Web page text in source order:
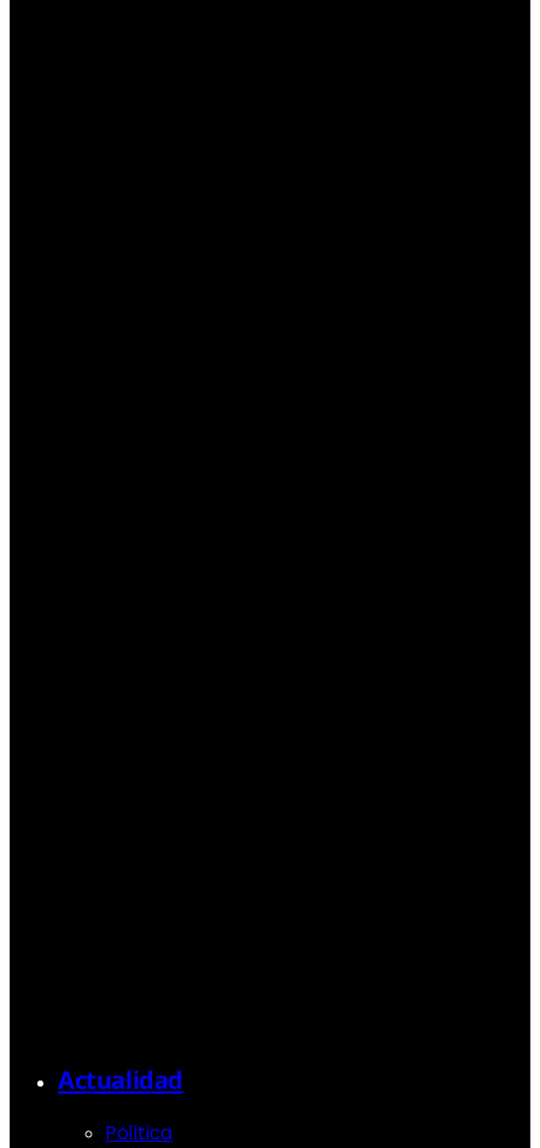
Actualidad
Política